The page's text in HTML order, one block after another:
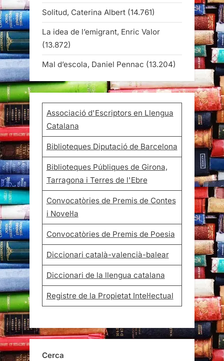
Solitud, Caterina Albert (14.761)
La idea de l’emigrant, Enric Valor
(13.872)
Mal d’escola, Daniel Pennac (13.204)
Associació d'Escriptors en Llengua
Catalana
Biblioteques Diputació de Barcelona
Biblioteques Públiques de Girona,
Tarragona i Terres de l'Ebre
Convocatòries de Premis de Contes
i Novel·la
Convocatòries de Premis de Poesia
Diccionari català-valencià-balear
Diccionari de la llengua catalana
Registre de la Propietat Intel·lectual
Cerca